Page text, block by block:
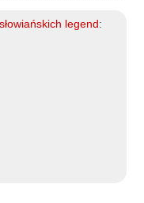
słowiańskich legend: